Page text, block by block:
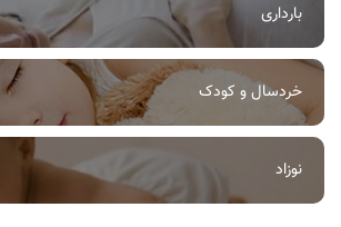
بارداری
خردسال و کودک
نوزاد